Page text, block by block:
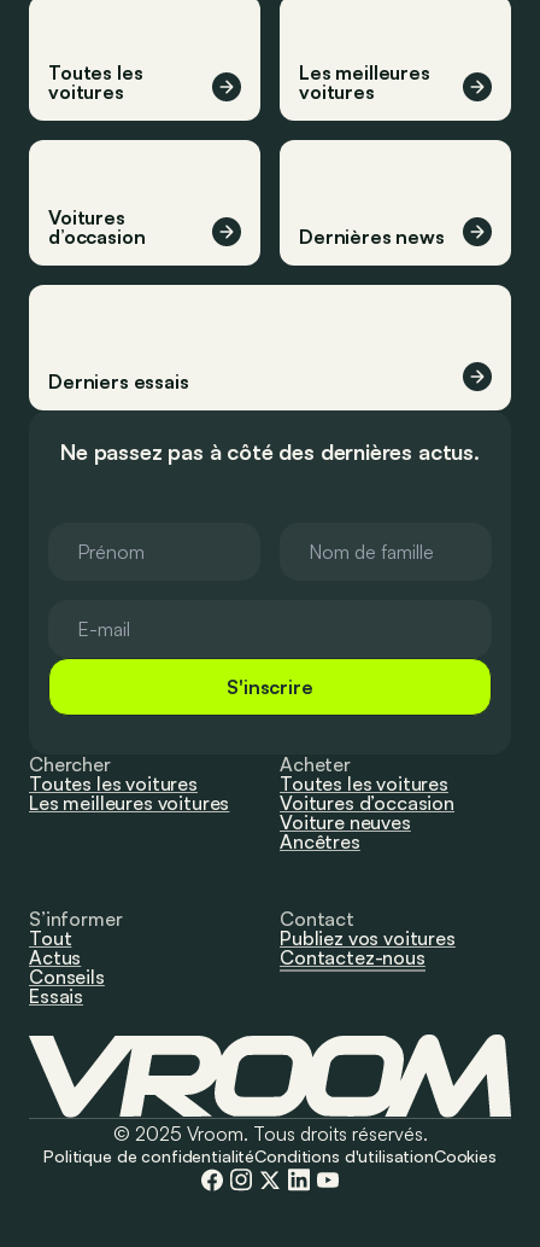
Toutes les
voitures
Les meilleures
voitures
Voitures
d’occasion
Dernières news
Derniers essais
Ne passez pas à côté des dernières actus.
S'inscrire
Chercher
Toutes les voitures
Les meilleures voitures
Acheter
Toutes les voitures
Voitures d’occasion
Voiture neuves
Ancêtres
S’informer
Tout
Actus
Conseils
Essais
Contact
Publiez vos voitures
Contactez-nous
© 2025 Vroom. Tous droits réservés.
Politique de confidentialitéConditions d'utilisationCookies